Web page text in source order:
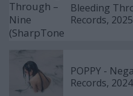
Bleeding
Records,
POPPY -
Records,